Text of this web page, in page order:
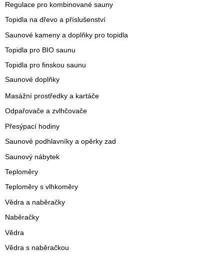
Regulace pro kombinované sauny
Topidla na dřevo a příslušenství
Saunové kameny a doplňky pro topidla
Topidla pro BIO saunu
Topidla pro finskou saunu
Saunové doplňky
Masážní prostředky a kartáče
Odpařovače a zvlhčovače
Přesýpací hodiny
Saunové podhlavníky a opěrky zad
Saunový nábytek
Teploměry
Teploměry s vlhkoměry
Vědra a naběračky
Naběračky
Vědra
Vědra s naběračkou